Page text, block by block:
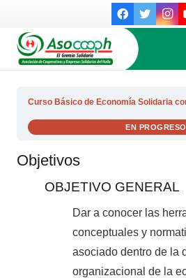
EN PROGRESO
Objetivos
OBJETIVO GENERAL
Dar a conocer las
conceptuales y
asociado dentro de la
organizacional de la